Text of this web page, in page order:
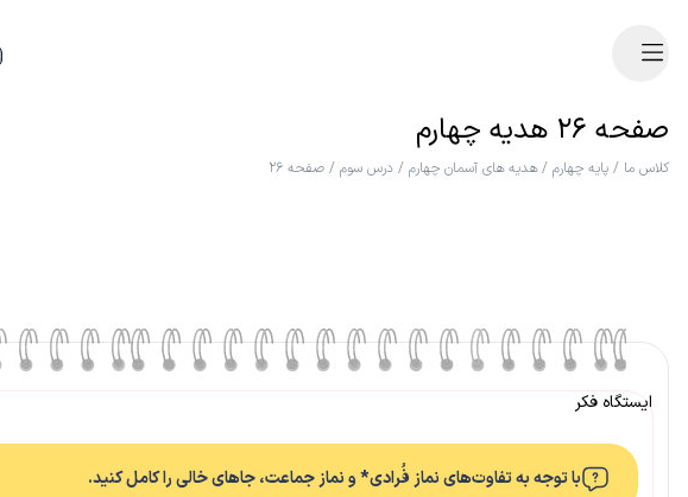
صفحه ۲۶ هدیه چهارم
کلاس ما / پایه چهارم /هدیه های آسمان چهارم / درس سوم / صفحه ۲۶
ایستگاه فکر
با توجه به تفاوت‌های نماز فُرادی* و نماز جماعت، جاهای خالی را کامل کنید.